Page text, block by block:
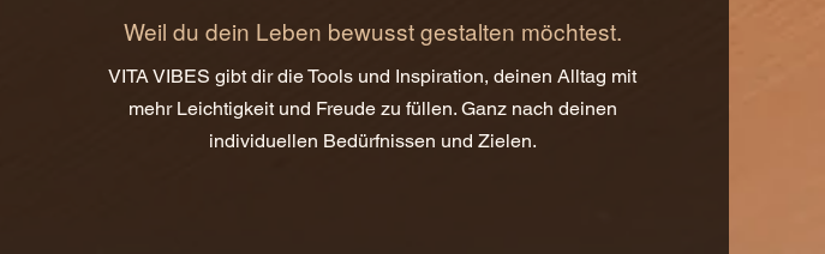
Weil du dein Leben bewusst gestalten möchtest.
VITA VIBES gibt dir die Tools und Inspiration, deinen Alltag mit
mehr Leichtigkeit und Freude zu füllen. Ganz nach deinen
individuellen Bedürfnissen und Zielen.